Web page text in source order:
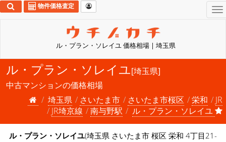
ル・プラン・ソレイユ 価格相場 | 埼玉県
物件価格査定
ル・プラン・ソレイユ[埼玉県]
中古マンションの価格相場
埼玉県
さいたま市 さいたま市桜区 栄和
JR
JR埼京線
南与野駅 ル・プラン・ソレイユ
ル・プラン・ソレイユ(埼玉県 さいたま市 桜区 栄和 4丁目21-